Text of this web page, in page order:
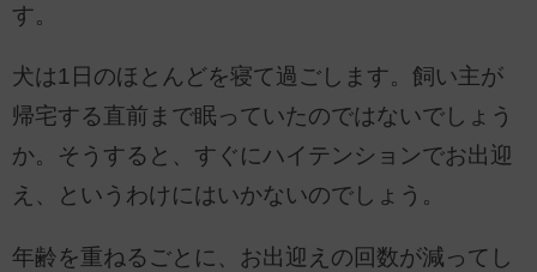
す。
犬は1日のほとんどを寝て過ごします。飼い主が
帰宅する直前まで眠っていたのではないでしょう
か。そうすると、すぐにハイテンションでお出迎
え、というわけにはいかないのでしょう。
年齢を重ねるごとに、お出迎えの回数が減ってし